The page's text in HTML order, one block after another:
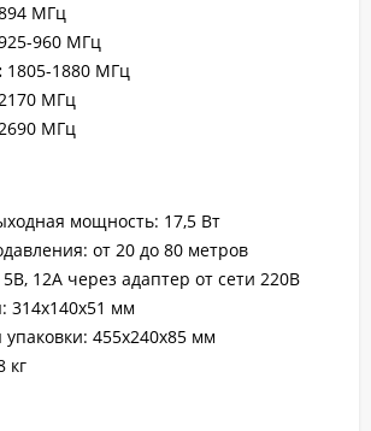
МГц
960 МГц
1805-1880 МГц
МГц
МГц
мощность: 17,5 Вт
от 20 до 80 метров
12А через адаптер от сети 220В
314х140х51 мм
упаковки: 455х240х85 мм
кг